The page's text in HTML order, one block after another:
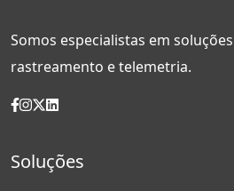
Somos especialistas em
rastreamento e telemetria.
Soluções